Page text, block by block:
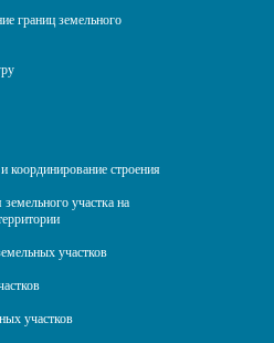
границ земельного
координирование строения
участка на
участков
участков